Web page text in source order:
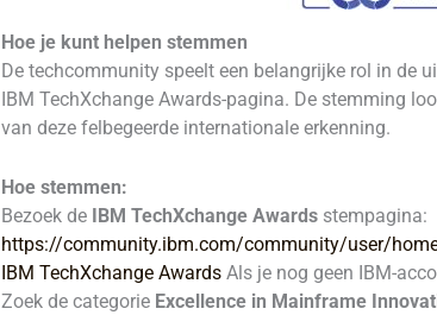
Hoe je kunt helpen stemmen
De techcommunity speelt een belangrijke rol in de
IBM TechXchange Awards-pagina. De stemming
van deze felbegeerde internationale erkenning.
Hoe stemmen:
Bezoek de IBM TechXchange Awardsstempagina:
https://community.ibm.com/community/user/
IBM TechXchange AwardsAls je nog geen IBM-
Zoek de categorie Excellence in Mainframe